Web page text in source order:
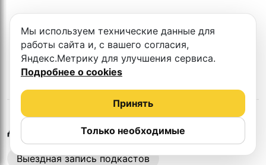
студии
Другие студии в Барнауле
Выездная запись подкастов
Мы используем технические данные для
работы сайта и, с вашего согласия,
Яндекс.Метрику для улучшения сервиса.
Подробнее о cookies
Только необходимые
Принять